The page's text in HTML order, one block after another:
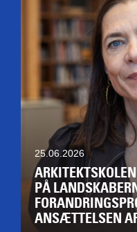
25.06.2026
PÅ
ANSÆTTELSEN